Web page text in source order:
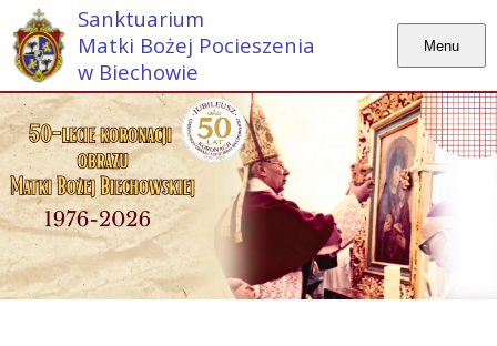
Sanktuarium
Matki Bożej Pocieszenia
w Biechowie
Menu